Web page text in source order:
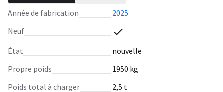
Année de fabrication
2025
Neuf
État
nouvelle
Propre poids
1950 kg
Poids total à charger
2,5 t